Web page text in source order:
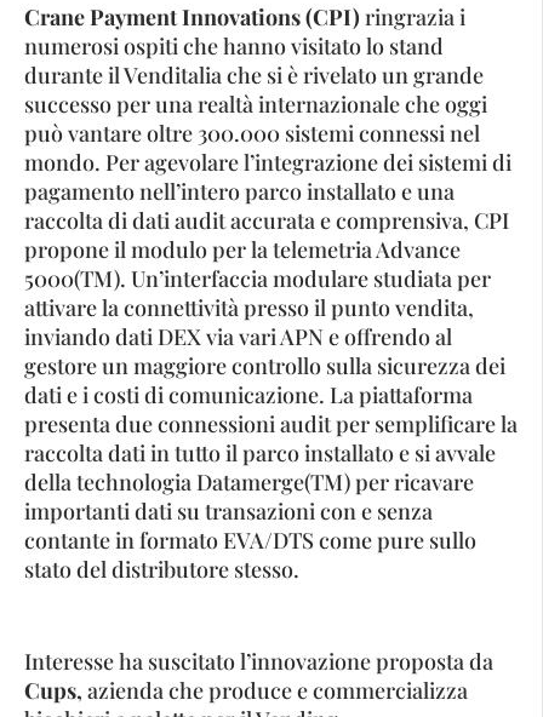
Crane Payment Innovations (CPI) ringrazia i
numerosi ospiti che hanno visitato lo stand
durante il Venditalia che si è rivelato un grande
successo per una realtà internazionale che oggi
può vantare oltre 300.000 sistemi connessi nel
mondo. Per agevolare l’integrazione dei sistemi di
pagamento nell’intero parco installato e una
raccolta di dati audit accurata e comprensiva, CPI
propone il modulo per la telemetria Advance
5000(TM). Un’interfaccia modulare studiata per
attivare la connettività presso il punto vendita,
inviando dati DEX via vari APN e offrendo al
gestore un maggiore controllo sulla sicurezza dei
dati e i costi di comunicazione. La piattaforma
presenta due connessioni audit per semplificare la
raccolta dati in tutto il parco installato e si avvale
della technologia Datamerge(TM) per ricavare
importanti dati su transazioni con e senza
contante in formato EVA/DTS come pure sullo
stato del distributore stesso.
Interesse ha suscitato l’innovazione proposta da
Cups, azienda che produce e commercializza